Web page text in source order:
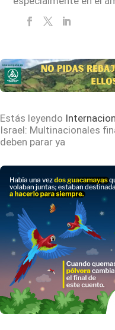
Estás leyendo
Israel: Multinacionales
deben parar ya